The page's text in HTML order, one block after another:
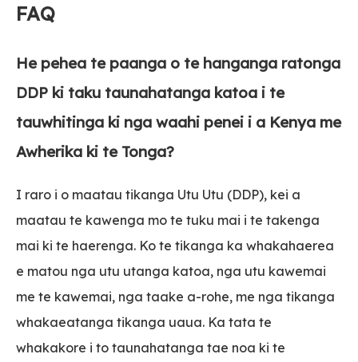
FAQ
He pehea te paanga o te hanganga ratonga
DDP ki taku taunahatanga katoa i te
tauwhitinga ki nga waahi penei i a Kenya me
Awherika ki te Tonga?
I raro i o maatau tikanga Utu Utu (DDP), kei a
maatau te kawenga mo te tuku mai i te takenga
mai ki te haerenga. Ko te tikanga ka whakahaerea
e matou nga utu utanga katoa, nga utu kawemai
me te kawemai, nga taake a-rohe, me nga tikanga
whakaeatanga tikanga uaua. Ka tata te
whakakore i to taunahatanga tae noa ki te